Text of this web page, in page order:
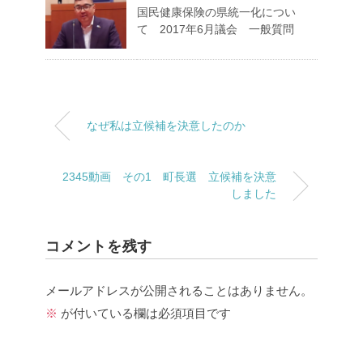
国民健康保険の県統一化につい
て 2017年6月議会 一般質問
なぜ私は立候補を決意したのか
2345動画 その1 町長選 立候補を決意
しました
コメントを残す
メールアドレスが公開されることはありません。
※ が付いている欄は必須項目です